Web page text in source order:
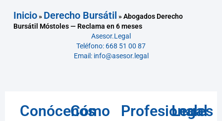
Inicio» Derecho Bursátil »Abogados Derecho
Bursátil Móstoles — Reclama en 6 meses
Asesor.Legal
Teléfono: 668 51 00 87
Email: info@asesor.legal
Conócenos
Cómo
Profesionales
Legal